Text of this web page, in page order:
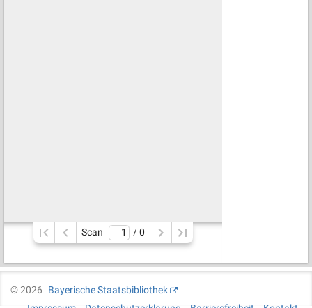
Scan / 0
©2026
Bayerische Staatsbibliothek